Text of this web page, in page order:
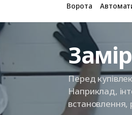
Ворота
Перед
Наприклад,
встановлення,